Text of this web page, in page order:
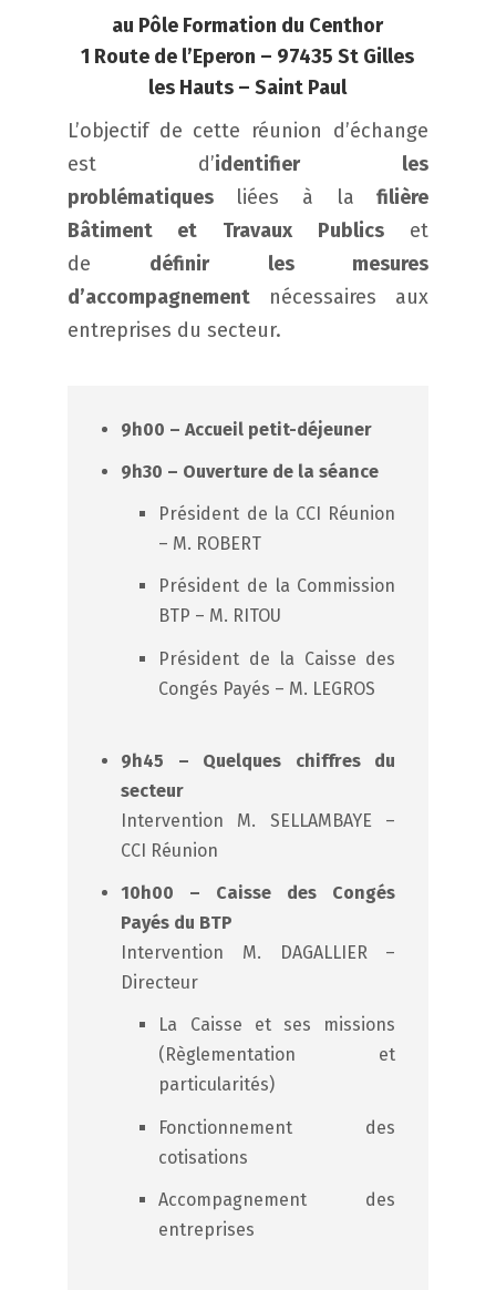
au Pôle Formation du Centhor
1 Route de l’Eperon – 97435 St Gilles
les Hauts – Saint Paul
L’objectif de cette réunion d’échange
est d’identifier les
problématiquesliées à lafilière
Bâtiment et Travaux Publicset
de définir les mesures
d’accompagnementnécessaires aux
entreprises du secteur.
9h00 – Accueil petit-déjeuner
9h30 – Ouverture de la séance
Président de la CCI Réunion
– M. ROBERT
Président de la Commission
BTP – M. RITOU
Président de la Caisse des
Congés Payés – M. LEGROS
9h45 – Quelques chiffres du
secteur
Intervention M. SELLAMBAYE –
CCI Réunion
10h00 – Caisse des Congés
Payés du BTP
Intervention M. DAGALLIER –
Directeur
La Caisse et ses missions
(Règlementation et
particularités)
Fonctionnement des
cotisations
Accompagnement des
entreprises